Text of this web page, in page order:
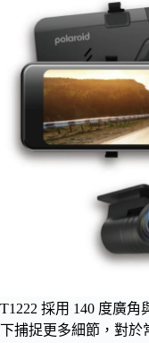
T1222 採用 140 度廣
下捕捉更多細節，對於